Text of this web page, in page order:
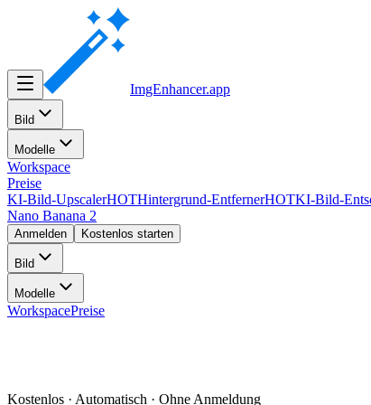
ImgEnhancer.app
Bild
Modelle
Workspace
Preise
KI-Bild-UpscalerHOTHintergrund-EntfernerHOTKI-Bild-
Nano Banana 2
Anmelden Kostenlos starten
Bild
Modelle
WorkspacePreise
Kostenlos · Automatisch · Ohne Anmeldung